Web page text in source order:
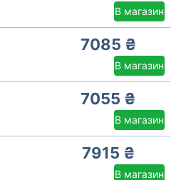
В магазин
7085 ₴
В магазин
7055 ₴
В магазин
7915 ₴
В магазин